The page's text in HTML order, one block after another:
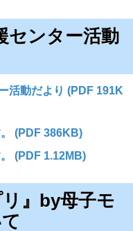
センター活動
活動だより (PDF 191K
(PDF 386KB)
(PDF 1.12MB)
リ』by母子モ